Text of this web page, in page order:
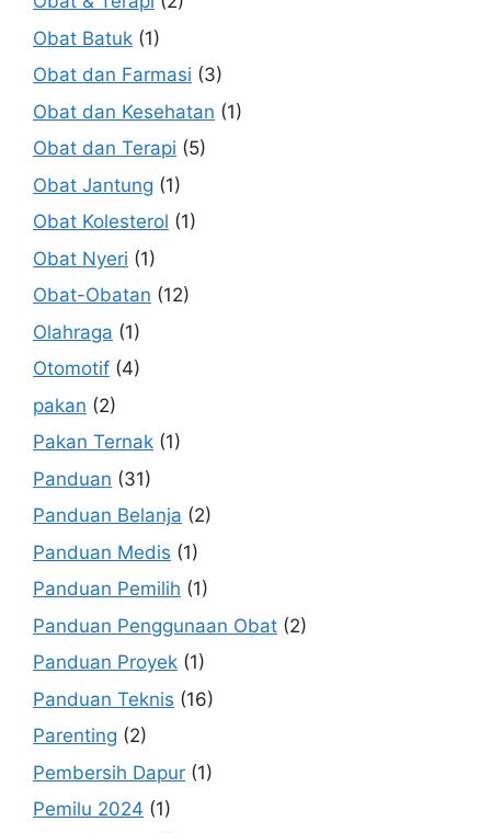
Obat Batuk (1)
Obat dan Farmasi (3)
Obat dan Kesehatan (1)
Obat dan Terapi (5)
Obat Jantung (1)
Obat Kolesterol (1)
Obat Nyeri (1)
Obat-Obatan (12)
Olahraga (1)
Otomotif (4)
pakan (2)
Pakan Ternak (1)
Panduan (31)
Panduan Belanja (2)
Panduan Medis (1)
Panduan Pemilih (1)
Panduan Penggunaan Obat (2)
Panduan Proyek (1)
Panduan Teknis (16)
Parenting (2)
Pembersih Dapur (1)
Pemilu 2024 (1)